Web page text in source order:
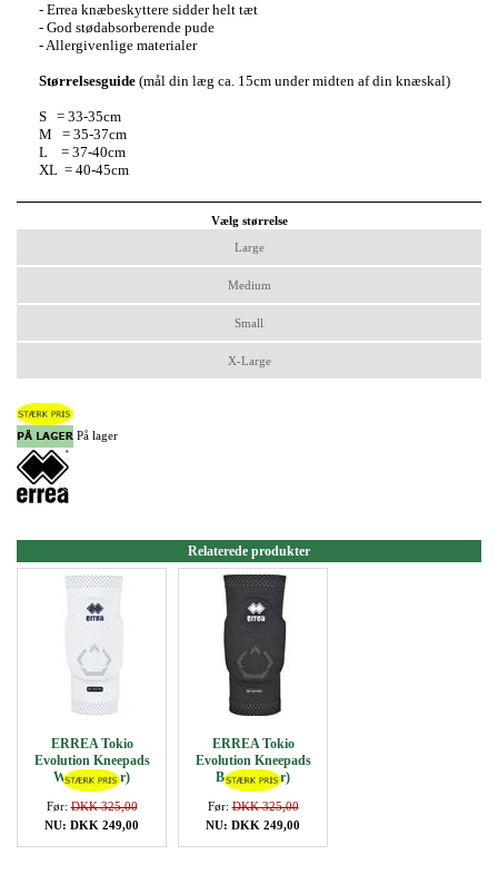
- Errea knæbeskyttere sidder helt tæt
- God stødabsorberende pude
- Allergivenlige materialer
Størrelsesguide (mål din læg ca. 15cm under midten af din knæskal)
S = 33-35cm
M = 35-37cm
L = 37-40cm
XL = 40-45cm
Vælg størrelse
Large
Medium
Small
X-Large
På lager
Relaterede produkter
ERREA Tokio
Evolution Kneepads
White (1 Par)
Før:DKK 325,00
NU: DKK 249,00
ERREA Tokio
Evolution Kneepads
Black (1 Par)
Før:DKK 325,00
NU: DKK 249,00